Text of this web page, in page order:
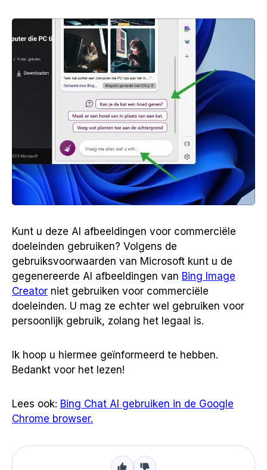
Kunt u deze AI afbeeldingen voor commerciële
doeleinden gebruiken? Volgens de
gebruiksvoorwaarden van Microsoft kunt u de
gegenereerde AI afbeeldingen van Bing Image
Creator niet gebruiken voor commerciële
doeleinden. U mag ze echter wel gebruiken voor
persoonlijk gebruik, zolang het legaal is.
Ik hoop u hiermee geïnformeerd te hebben.
Bedankt voor het lezen!
Lees ook: Bing Chat AI gebruiken in de Google
Chrome browser.